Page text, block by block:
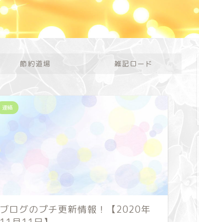
節約道場 雑記ロード
連絡
ブログのプチ更新情報！【2020年